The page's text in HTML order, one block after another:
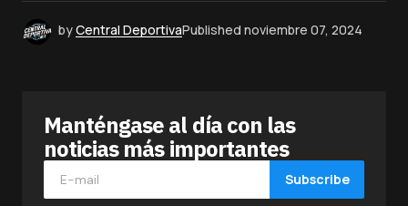
byCentral DeportivaPublished noviembre 07, 2024
Manténgase al día con las
noticias más importantes
Subscribe